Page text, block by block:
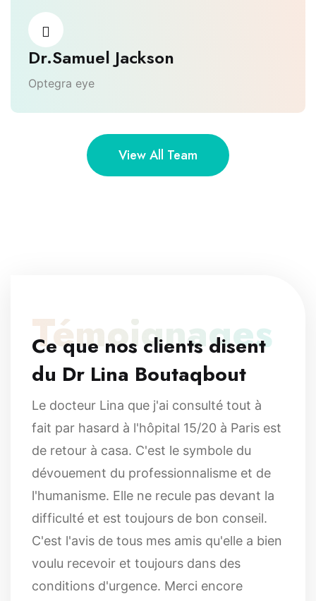
Dr.Samuel Jackson
Optegra eye
View All Team
Témoignages
Ce que nos clients disent
du Dr Lina Boutaqbout
Le docteur Lina que j'ai consulté tout à
fait par hasard à l'hôpital 15/20 à Paris est
de retour à casa. C'est le symbole du
dévouement du professionnalisme et de
l'humanisme. Elle ne recule pas devant la
difficulté et est toujours de bon conseil.
C'est l'avis de tous mes amis qu'elle a bien
voulu recevoir et toujours dans des
conditions d'urgence. Merci encore